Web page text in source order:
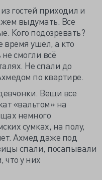
гостей приходил и
выдумать. Все
Кого подозревать?
время ушел, а кто
смогли всё
Не спали до
по квартире.
Вещи все
«вальтом» на
немного
сумках, на полу,
Ахмед даже под
спали, посапывали
что у них